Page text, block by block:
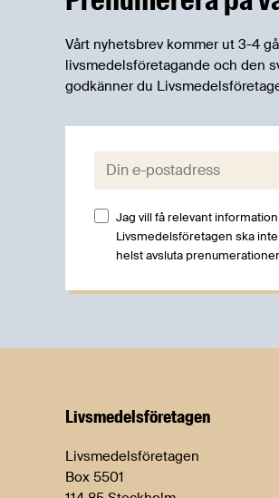
Vårt nyhetsbrev kommer ut 3-4
livsmedelsföretagande och den
godkänner du
E-post:
Jag vill få relevant
Livsmedelsföretagen ska
helst avsluta
Livsmedels­företagen
Livsmedelsföretagen
Box 5501